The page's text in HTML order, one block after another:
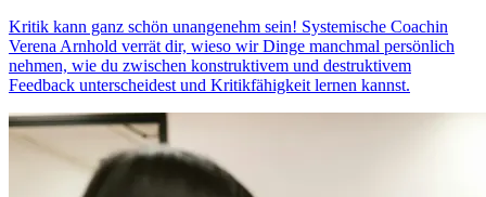
Kritik kann ganz schön unangenehm sein! Systemische Coachin
Verena Arnhold verrät dir, wieso wir Dinge manchmal persönlich
nehmen, wie du zwischen konstruktivem und destruktivem
Feedback unterscheidest und Kritikfähigkeit lernen kannst.